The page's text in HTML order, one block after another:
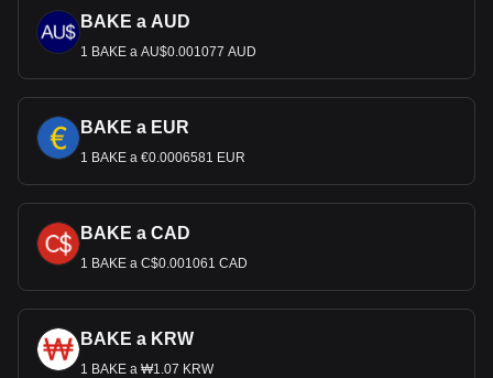
BAKE a AUD
1 BAKE a AU$0.001077 AUD
BAKE a EUR
1 BAKE a €0.0006581 EUR
BAKE a CAD
1 BAKE a C$0.001061 CAD
BAKE a KRW
1 BAKE a ₩1.07 KRW